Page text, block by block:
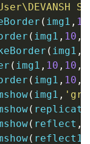
( img1 , 10
( img1 , 10 ,
( img1 ,
( img1 , 10 , 10 ,
( img1 , 10 ,
( img1 ,
( replicate
( reflect ,
(